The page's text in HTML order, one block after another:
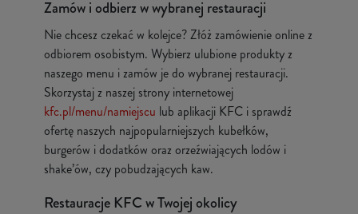
Zamów i odbierz w wybranej restauracji
Nie chcesz czekać w kolejce? Złóż zamówienie online z
odbiorem osobistym. Wybierz ulubione produkty z
naszego menu i zamów je do wybranej restauracji.
Skorzystaj z naszej strony internetowej
kfc.pl/menu/namiejscu lub aplikacji KFC i sprawdź
ofertę naszych najpopularniejszych kubełków,
burgerów i dodatków oraz orzeźwiających lodów i
shake’ów, czy pobudzających kaw.
Restauracje KFC w Twojej okolicy